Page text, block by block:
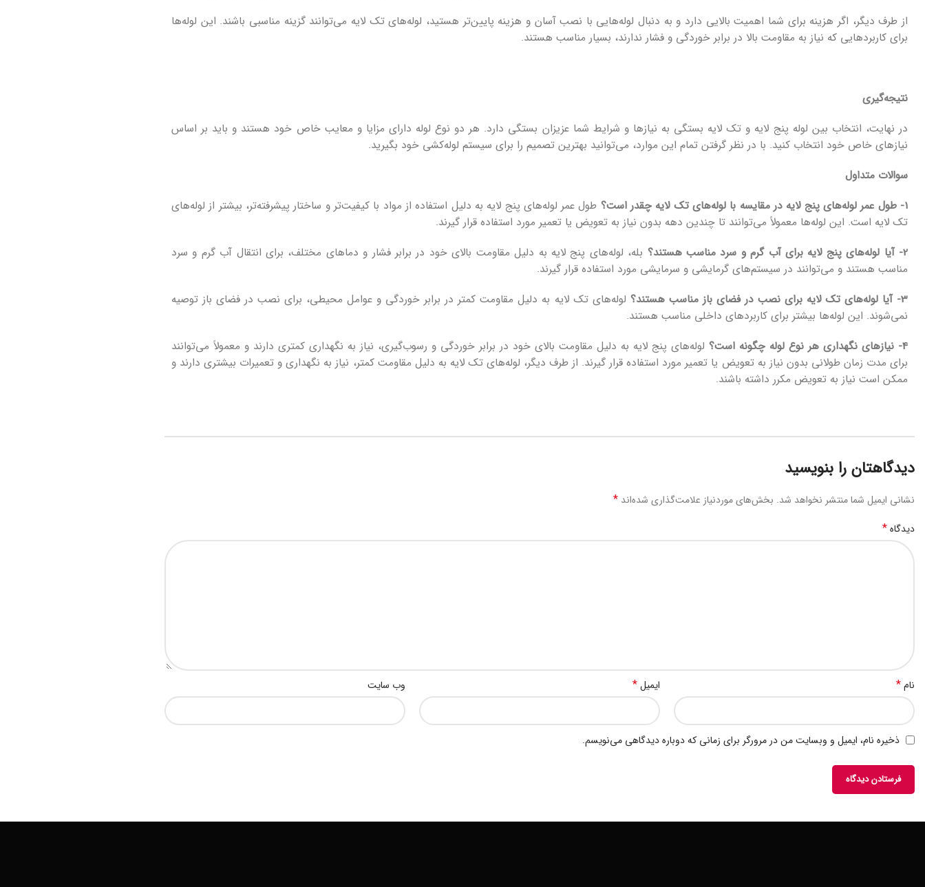
از طرف دیگر، اگر هزینه برای شما اهمیت بالایی دارد و به دنبال لوله‌هایی با نصب آسان و هزینه پایین‌تر هستید، لوله‌های تک لایه می‌توانند گزینه مناسبی باشند. این لوله‌ها
برای کاربردهایی که نیاز به مقاومت بالا در برابر خوردگی و فشار ندارند، بسیار مناسب هستند.
نتیجه‌گیری
در نهایت، انتخاب بین لوله پنج لایه و تک لایه بستگی به نیازها و شرایط شما عزیزان بستگی دارد. هر دو نوع لوله دارای مزایا و معایب خاص خود هستند و باید بر اساس
نیازهای خاص خود انتخاب کنید. با در نظر گرفتن تمام این موارد، می‌توانید بهترین تصمیم را برای سیستم لوله‌کشی خود بگیرید.
سوالات متداول
1- طول عمر لوله‌های پنج لایه در مقایسه با لوله‌های تک لایه چقدر است؟
طول عمر لوله‌های پنج لایه به دلیل استفاده از مواد با کیفیت‌تر و ساختار پیشرفته‌تر، بیشتر از لوله‌های
تک لایه است. این لوله‌ها معمولاً می‌توانند تا چندین دهه بدون نیاز به تعویض یا تعمیر مورد استفاده قرار گیرند.
2- آیا لوله‌های پنج لایه برای آب گرم و سرد مناسب هستند؟
بله، لوله‌های پنج لایه به دلیل مقاومت بالای خود در برابر فشار و دماهای مختلف، برای انتقال آب گرم و سرد
مناسب هستند و می‌توانند در سیستم‌های گرمایشی و سرمایشی مورد استفاده قرار گیرند.
3- آیا لوله‌های تک لایه برای نصب در فضای باز مناسب هستند؟
لوله‌های تک لایه به دلیل مقاومت کمتر در برابر خوردگی و عوامل محیطی، برای نصب در فضای باز توصیه
نمی‌شوند. این لوله‌ها بیشتر برای کاربردهای داخلی مناسب هستند.
4- نیازهای نگهداری هر نوع لوله چگونه است؟
لوله‌های پنج لایه به دلیل مقاومت بالای خود در برابر خوردگی و رسوب‌گیری، نیاز به نگهداری کمتری دارند و معمولاً می‌توانند
برای مدت زمان طولانی بدون نیاز به تعویض یا تعمیر مورد استفاده قرار گیرند. از طرف دیگر، لوله‌های تک لایه به دلیل مقاومت کمتر، نیاز به نگهداری و تعمیرات بیشتری دارند و
ممکن است نیاز به تعویض مکرر داشته باشند.
دیدگاهتان را بنویسید
نشانی ایمیل شما منتشر نخواهد شد. بخش‌های موردنیاز علامت‌گذاری شده‌اند *
دیدگاه*
نام* ایمیل* وب‌ سایت
ذخیره نام، ایمیل و وبسایت من در مرورگر برای زمانی که دوباره دیدگاهی می‌نویسم.